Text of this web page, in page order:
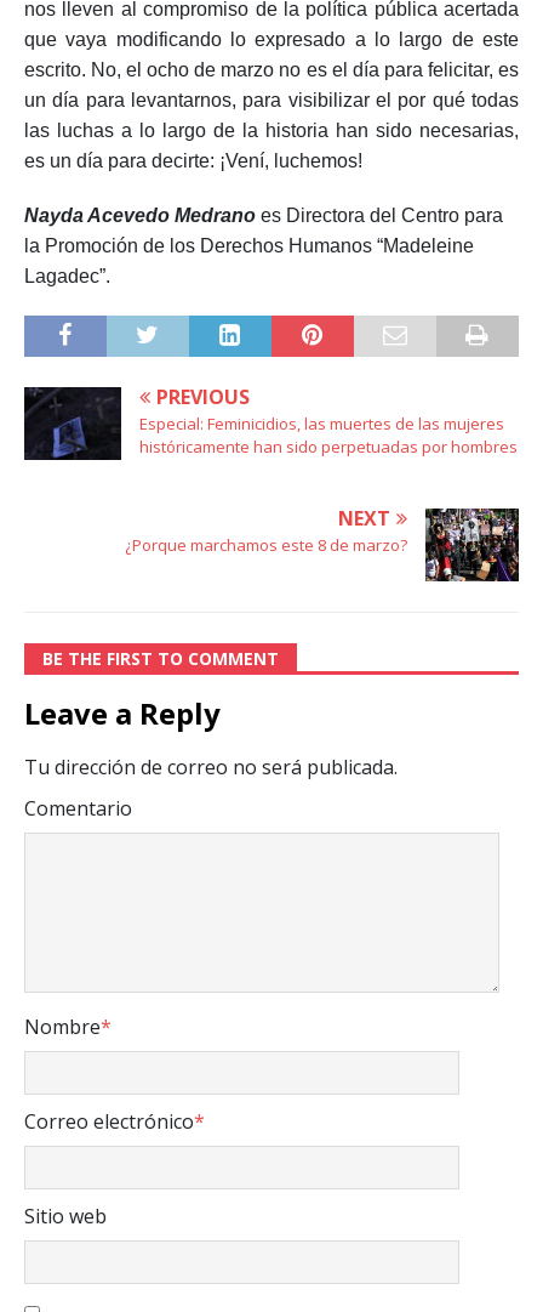
nos lleven al compromiso de la política pública acertada
que vaya modificando lo expresado a lo largo de este
escrito. No, el ocho de marzo no es el día para felicitar, es
un día para levantarnos, para visibilizar el por qué todas
las luchas a lo largo de la historia han sido necesarias,
es un día para decirte: ¡Vení, luchemos!
Nayda Acevedo Medrano es Directora del Centro para
la Promoción de los Derechos Humanos “Madeleine
Lagadec”.
PREVIOUS
Especial: Feminicidios, las muertes de las mujeres
históricamente han sido perpetuadas por hombres
NEXT
¿Porque marchamos este 8 de marzo?
BE THE FIRST TO COMMENT
Leave a Reply
Tu dirección de correo no será publicada.
Comentario
Nombre*
Correo electrónico*
Sitio web